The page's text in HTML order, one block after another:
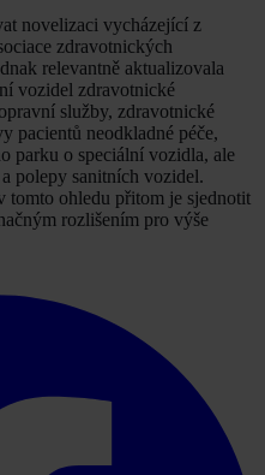
novelizaci vycházející z
zdravotnických
relevantně aktualizovala
vozidel zdravotnické
služby, zdravotnické
pacientů neodkladné péče,
parku o speciální vozidla, ale
polepy sanitních vozidel.
tomto ohledu přitom je sjednotit
rozlišením pro výše